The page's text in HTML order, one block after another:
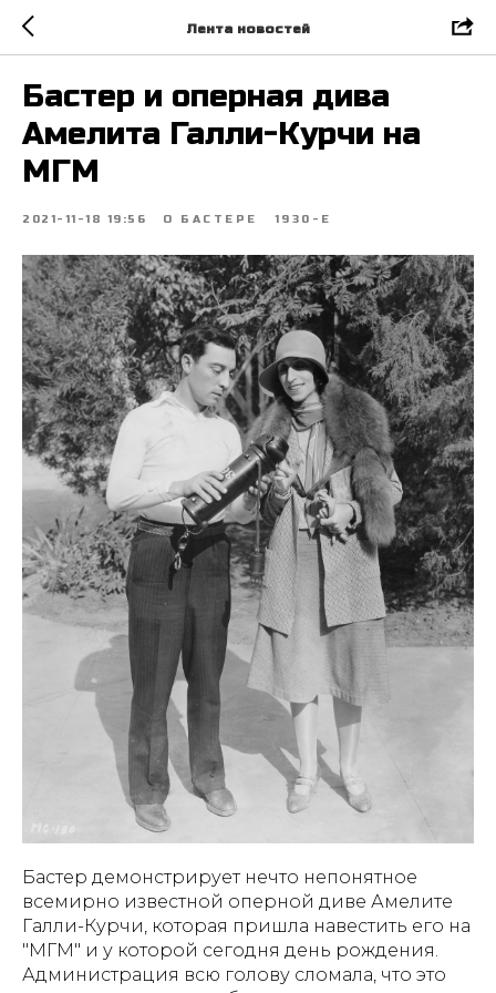
Лента новостей
Бастер и оперная дива
Амелита Галли-Курчи на
МГМ
2021-11-18 19:56 О БАСТЕРЕ 1930-Е
Бастер демонстрирует нечто непонятное
всемирно известной оперной диве Амелите
Галли-Курчи, которая пришла навестить его на
"МГМ" и у которой сегодня день рождения.
Администрация всю голову сломала, что это